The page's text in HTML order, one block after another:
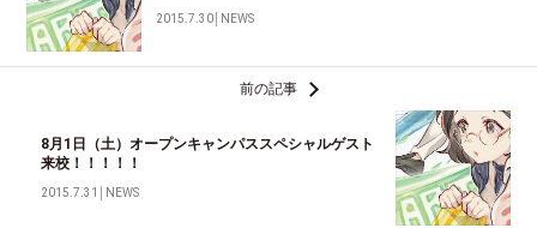
2015.7.30 NEWS
前の記事
8月1日（土）オープンキャンパススペシャルゲスト
来校！！！！！
2015.7.31 NEWS